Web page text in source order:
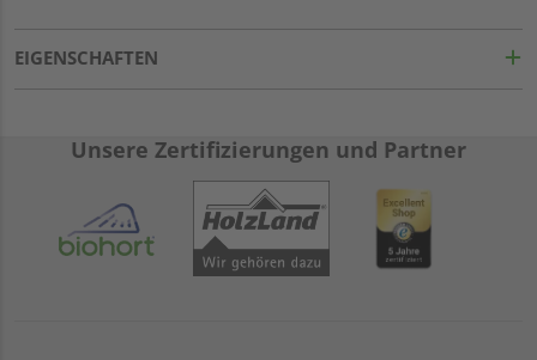
EIGENSCHAFTEN
Unsere Zertifizierungen und Partner